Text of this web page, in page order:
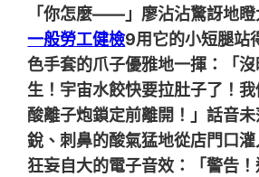
「你怎麼——」廖沾沾驚訝地
一般勞工健檢9用它的小短腿站
色手套的爪子優雅地一揮：「
生！宇宙水餃快要拉肚子了！
酸離子炮鎖定前離開！」話音
銳、刺鼻的酸氣猛地從店門口
狂妄自大的電子音效：「警告